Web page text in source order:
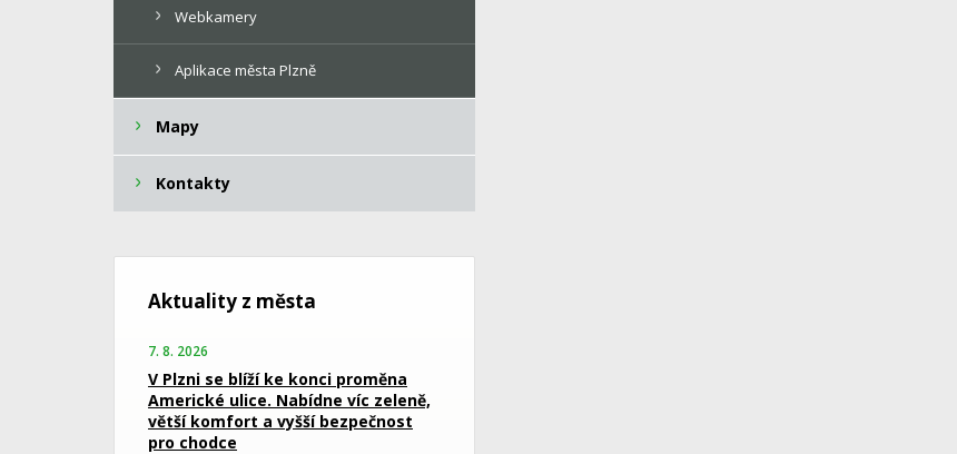
Webkamery
Aplikace města Plzně
Mapy
Kontakty
Aktuality z města
7. 8. 2026
V Plzni se blíží ke konci proměna
Americké ulice. Nabídne víc zeleně,
větší komfort a vyšší bezpečnost
pro chodce